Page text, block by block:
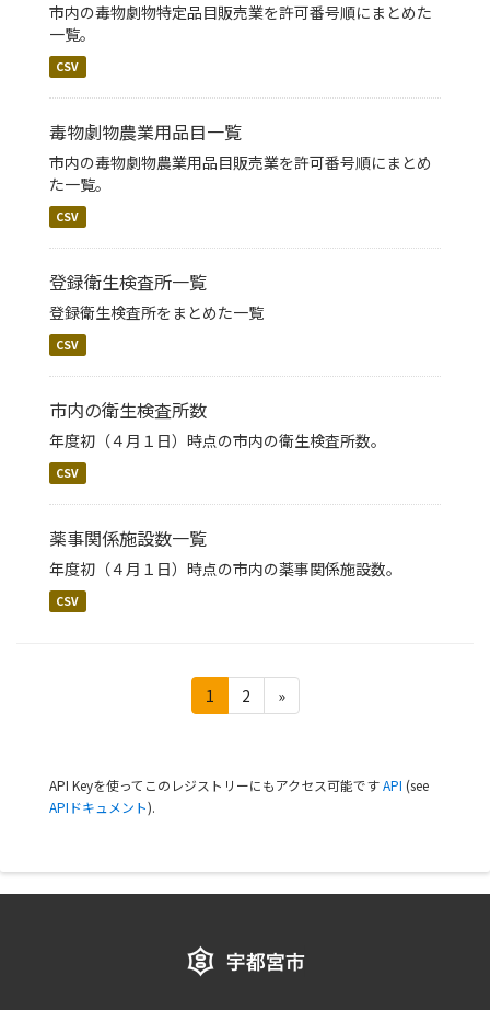
市内の毒物劇物特定品目販売業を許可番号順にまとめた
一覧。
CSV
毒物劇物農業用品目一覧
市内の毒物劇物農業用品目販売業を許可番号順にまとめ
た一覧。
CSV
登録衛生検査所一覧
登録衛生検査所をまとめた一覧
CSV
市内の衛生検査所数
年度初（４月１日）時点の市内の衛生検査所数。
CSV
薬事関係施設数一覧
年度初（４月１日）時点の市内の薬事関係施設数。
CSV
1 2 »
API Keyを使ってこのレジストリーにもアクセス可能ですAPI (see
APIドキュメント).